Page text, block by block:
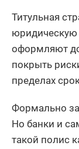
Титульная
юридическую
оформляют
покрыть
пределах
Формально
Но банки и
такой полис